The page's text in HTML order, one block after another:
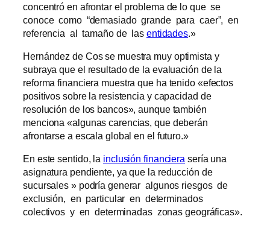
concentró en afrontar el problema de lo que se
conoce como “demasiado grande para caer”, en
referencia al tamaño de las entidades.»
Hernández de Cos se muestra muy optimista y
subraya que el resultado de la evaluación de la
reforma financiera muestra que ha tenido «efectos
positivos sobre la resistencia y capacidad de
resolución de los bancos», aunque también
menciona «algunas carencias, que deberán
afrontarse a escala global en el futuro.»
En este sentido, la inclusión financiera sería una
asignatura pendiente, ya que la reducción de
sucursales » podría generar algunos riesgos de
exclusión, en particular en determinados
colectivos y en determinadas zonas geográficas».